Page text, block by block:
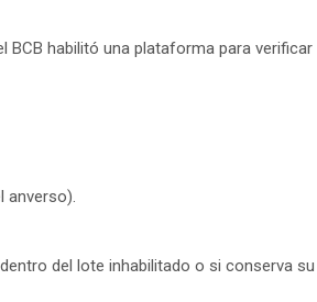
BCB habilitó una plataforma para verificar
anverso).
del lote inhabilitado o si conserva su